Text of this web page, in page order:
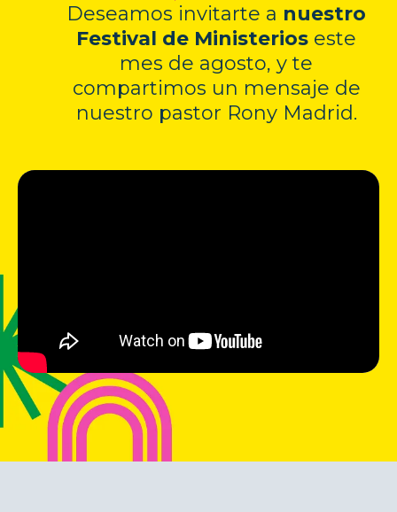
Deseamos invitarte a nuestro
Festival de Ministerios este
mes de agosto, y te
compartimos un mensaje de
nuestro pastor Rony Madrid.